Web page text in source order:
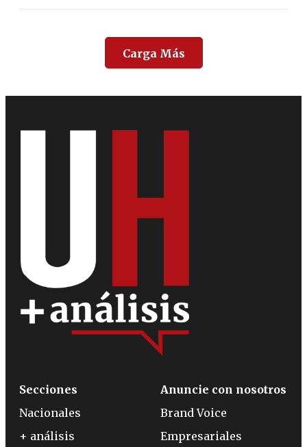
Carga Más
Secciones
Nacionales
+ análisis
Anuncie con nosotros
Brand Voice
Empresariales